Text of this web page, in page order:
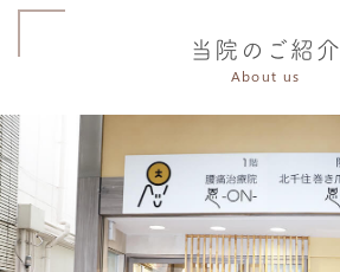
当院のご紹介
About us